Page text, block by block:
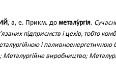
, а, е. Прикм. до металу́ргія.
підприємств і цехів, тобто
і паливноенергетичною
Металургійне виробництво;